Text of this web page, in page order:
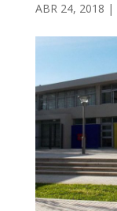
ABR 24, 2018 |